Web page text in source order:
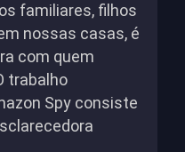
familiares, filhos
nossas casas, é
com quem
trabalho
Spy consiste